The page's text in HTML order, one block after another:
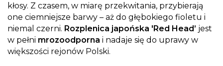
kłosy. Z czasem, w miarę przekwitania, przybierają
one ciemniejsze barwy – aż do głębokiego fioletu i
niemal czerni. Rozplenica japońska 'Red Head’ jest
w pełni mrozoodporna i nadaje się do uprawy w
większości rejonów Polski.